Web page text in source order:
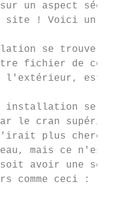
un aspect
site ! Voici un
se trouve
fichier de
l'extérieur, est /
installation se
le cran
plus
mais ce n'est
avoir une
comme ceci :